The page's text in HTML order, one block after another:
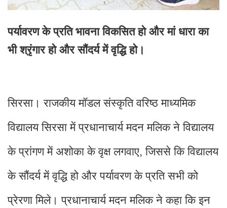
पर्यावरण के प्रति भावना विकसित हो और मां धारा का
भी श्रृंगार हो और सौंदर्य में वृद्धि हो।
सिरसा। राजकीय मॉडल संस्कृति वरिष्ठ माध्यमिक
विद्यालय सिरसा में प्रधानाचार्य मदन मलिक ने विद्यालय
के प्रांगण में अशोका के वृक्ष लगवाए,जिससे कि विद्यालय
के सौंदर्य में वृद्धि हो और पर्यावरण के प्रति सभी को
प्रेरणा मिले। प्रधानाचार्य मदन मलिक ने कहा कि इन